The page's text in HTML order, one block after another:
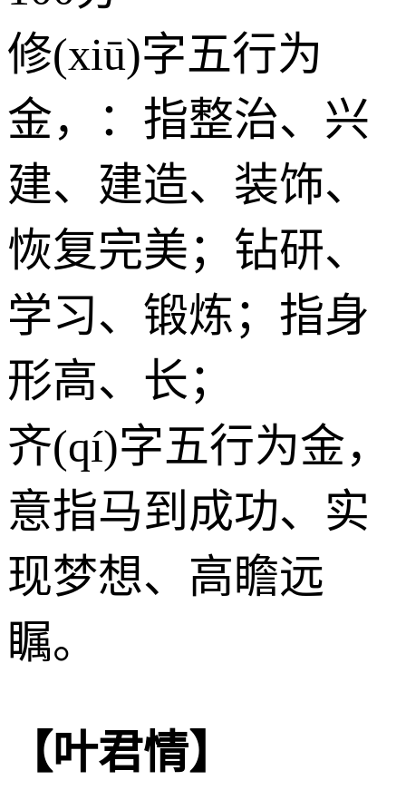
修(xiū)字五行为
金，：指整治、兴
建、建造、装饰、
恢复完美；钻研、
学习、锻炼；指身
形高、长；
齐(qí)字五行为金，
意指马到成功、实
现梦想、高瞻远
瞩。
【叶君情】